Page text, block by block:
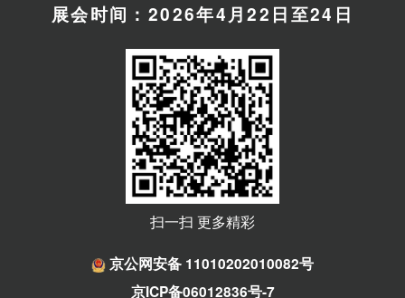
展会时间：2026年4月22日至24日
扫一扫 更多精彩
京公网安备 11010202010082号
京ICP备06012836号-7